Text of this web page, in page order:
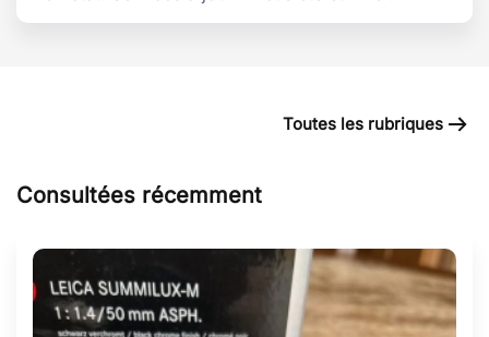
Toutes les rubriques
Consultées récemment